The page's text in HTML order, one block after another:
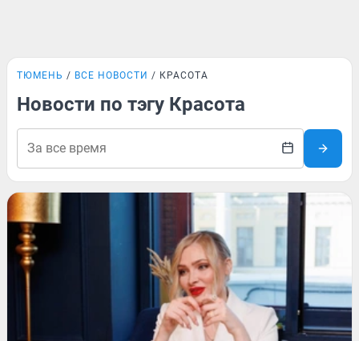
ТЮМЕНЬ ВСЕ НОВОСТИ КРАСОТА
Новости по тэгу Красота